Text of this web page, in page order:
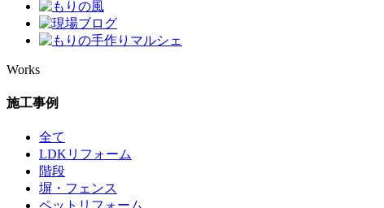
Works
施工事例
全て
LDKリフォーム
階段
塀・フェンス
ペットリフォーム